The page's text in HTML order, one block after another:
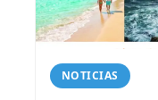
NOTICIAS